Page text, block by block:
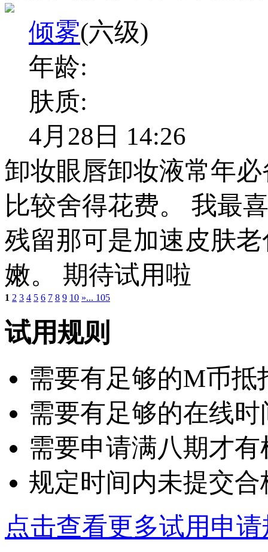
倾雾(六级)
年龄:
肤质:
4月28日 14:26
卸妆眼唇卸妆液常年
比较舍得花费。 我最
残留那可是加速皮肤
嫩。 期待试用啦
1 2 3 4 5 6 7 8 9 10 »... 105
试用规则
需要有足够的M币抵
需要有足够的在线
需要申请满八期才
规定时间内未提交
点击查看更多试用申